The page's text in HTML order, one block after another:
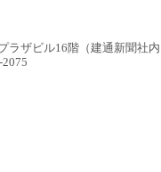
ラザビル16階（建通新聞社